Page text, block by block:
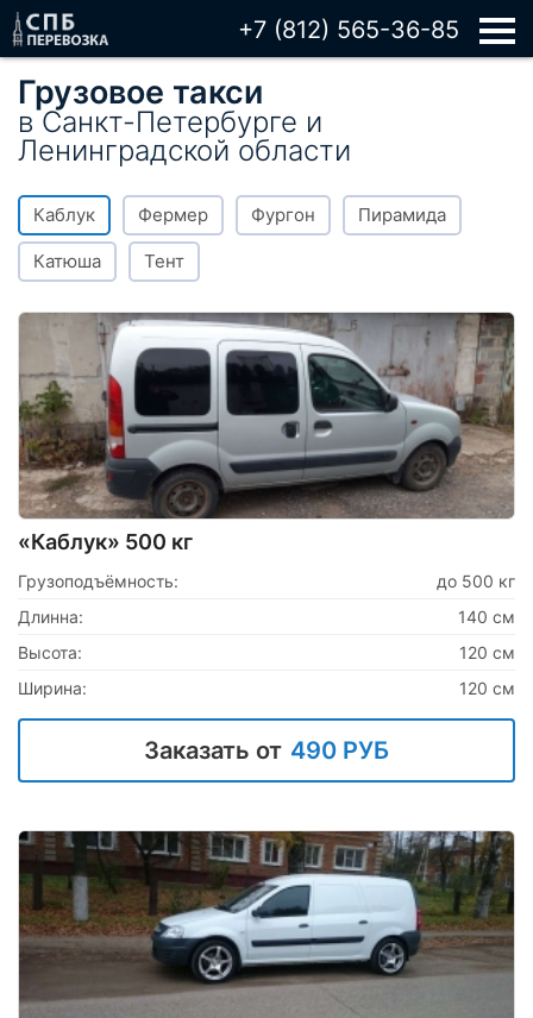
+7 (812) 565-36-85
Грузовое такси
в Санкт-Петербурге и
Ленинградской области
Каблук Фермер Фургон Пирамида
Катюша Тент
«Каблук» 500 кг
Грузоподъёмность:
до 500 кг
Длинна:
140 см
Высота:
120 см
Ширина:
120 см
Заказать от 490 РУБ